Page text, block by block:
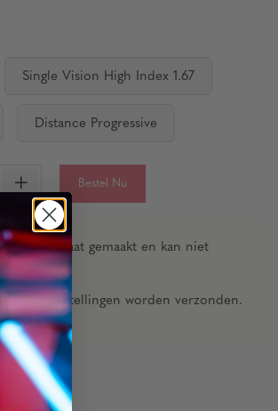
Single Vision High Index 1.67
Distance Progressive
+ Bestel Nu
u op maat gemaakt en kan niet
bestellingen worden verzonden.